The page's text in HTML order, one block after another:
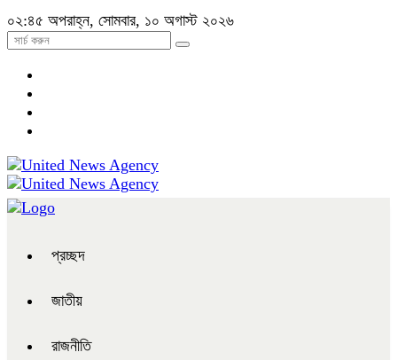
০২:৪৫ অপরাহ্ন, সোমবার, ১০ অগাস্ট ২০২৬
প্রচ্ছদ
জাতীয়
রাজনীতি